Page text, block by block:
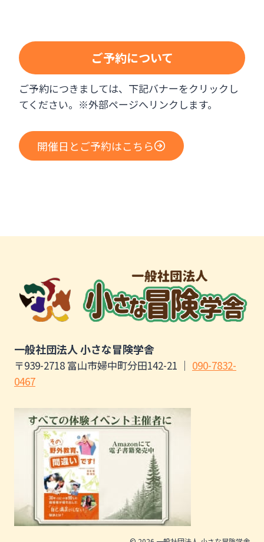
ご予約について
ご予約につきましては、下記バナーをクリックし
てください。※外部ページへリンクします。
開催日とご予約はこちら
一般社団法人 小さな冒険学舎
〒939-2718 富山市婦中町分田142-21 ｜ 090-7832-
0467